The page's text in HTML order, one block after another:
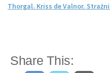
Thorgal. Kriss de Valnor.
Share This: